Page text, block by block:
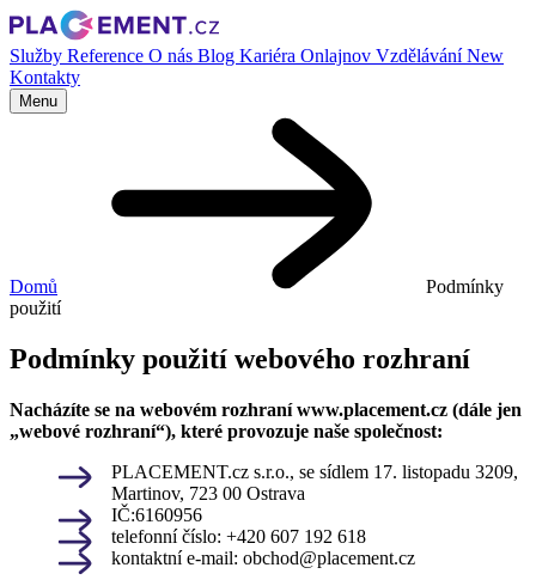
Služby Reference O nás Blog Kariéra Onlajnov VzděláváníNew
Kontakty
Menu
Domů
Podmínky
použití
Podmínky použití webového rozhraní
Nacházíte se na webovém rozhraní www.placement.cz (dále jen
„webové rozhraní“), které provozuje naše společnost:
PLACEMENT.cz s.r.o., se sídlem 17. listopadu 3209,
Martinov, 723 00 Ostrava
IČ:6160956
telefonní číslo: +420 607 192 618
kontaktní e-mail: obchod@placement.cz